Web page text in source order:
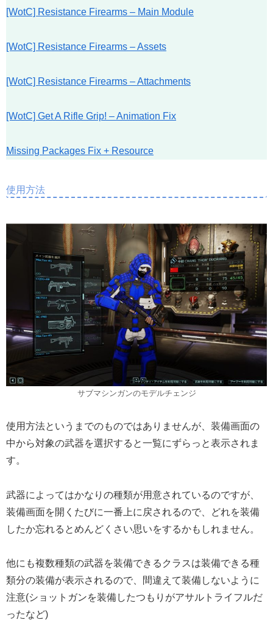
[WotC] Resistance Firearms – Main Module
[WotC] Resistance Firearms – Assets
[WotC] Resistance Firearms – Attachments
[WotC] Get A Rifle Grip! – Animation Fix
Missing Packages Fix + Resource
使用方法
サブマシンガンのモデルチェンジ
使用方法というまでのものではありませんが、装備画面の
中から対象の武器を選択すると一覧にずらっと表示されま
す。
武器によってはかなりの種類が用意されているのですが、
装備画面を開くたびに一番上に戻されるので、どれを装備
したか忘れるとめんどくさい思いをするかもしれません。
他にも複数種類の武器を装備できるクラスは装備できる種
類分の装備が表示されるので、間違えて装備しないように
注意(ショットガンを装備したつもりがアサルトライフルだ
ったなど)